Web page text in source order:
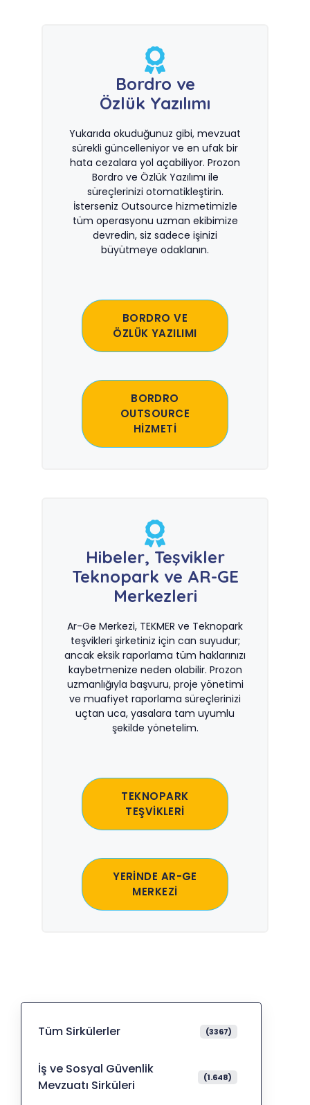
Bordro ve
Özlük Yazılımı
Yukarıda okuduğunuz gibi, mevzuat
sürekli güncelleniyor ve en ufak bir
hata cezalara yol açabiliyor. Prozon
Bordro ve Özlük Yazılımı ile
süreçlerinizi otomatikleştirin.
İsterseniz Outsource hizmetimizle
tüm operasyonu uzman ekibimize
devredin, siz sadece işinizi
büyütmeye odaklanın.
BORDRO VE
ÖZLÜK YAZILIMI
BORDRO
OUTSOURCE
HİZMETİ
Hibeler, Teşvikler
Teknopark ve AR-GE
Merkezleri
Ar-Ge Merkezi, TEKMER ve Teknopark
teşvikleri şirketiniz için can suyudur;
ancak eksik raporlama tüm haklarınızı
kaybetmenize neden olabilir. Prozon
uzmanlığıyla başvuru, proje yönetimi
ve muafiyet raporlama süreçlerinizi
uçtan uca, yasalara tam uyumlu
şekilde yönetelim.
TEKNOPARK
TEŞVİKLERİ
YERİNDE AR-GE
MERKEZİ
Tüm Sirkülerler (3367)
İş ve Sosyal Güvenlik
Mevzuatı Sirküleri
(1.648)